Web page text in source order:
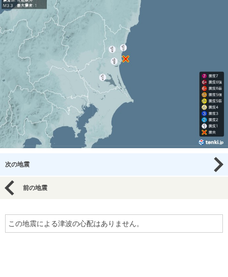
次の地震
前の地震
この地震による津波の心配はありません。